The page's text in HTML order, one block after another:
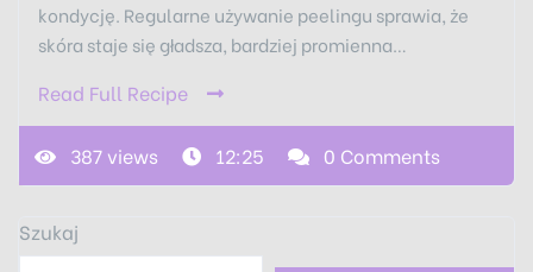
kondycję. Regularne używanie peelingu sprawia, że
skóra staje się gładsza, bardziej promienna…
Read Full Recipe
387 views 12:25 0 Comments
Szukaj